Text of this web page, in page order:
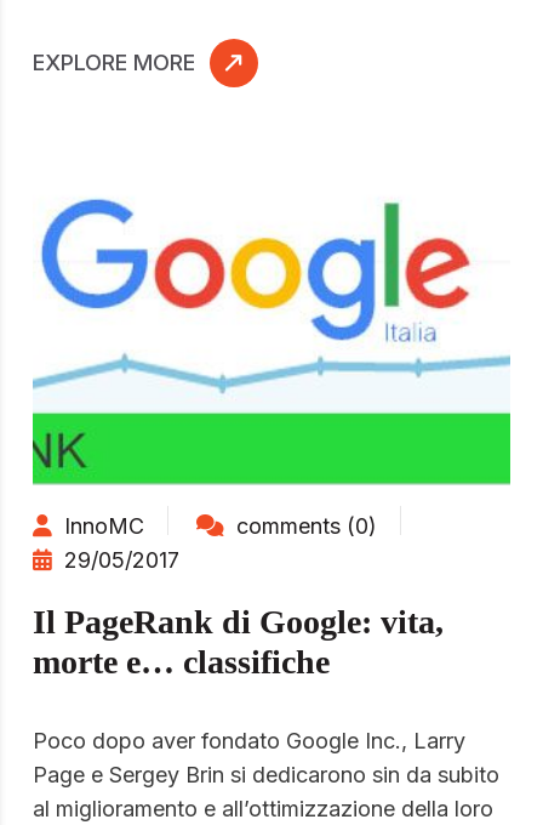
EXPLORE MORE
InnoMC
comments (0)
29/05/2017
Il PageRank di Google: vita,
morte e… classifiche
Poco dopo aver fondato Google Inc., Larry
Page e Sergey Brin si dedicarono sin da subito
al miglioramento e all’ottimizzazione della loro